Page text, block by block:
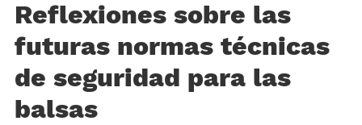
Reflexiones sobre las
futuras normas técnicas
de seguridad para las
balsas